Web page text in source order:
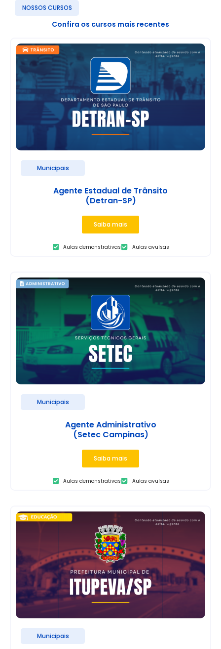
NOSSOS CURSOS
Confira os cursos mais recentes
Municipais
Agente Estadual de Trânsito
(Detran-SP)
Saiba mais
Aulas demonstrativas Aulas avulsas
Municipais
Agente Administrativo
(Setec Campinas)
Saiba mais
Aulas demonstrativas Aulas avulsas
Municipais